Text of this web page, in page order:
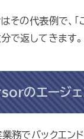
の代表例で、「
で返してきます。
のエージェ
業務でバックエン